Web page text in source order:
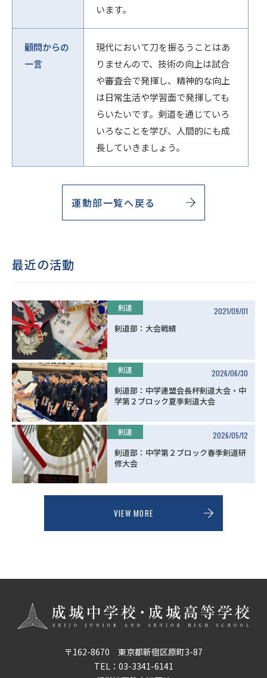
います。
顧問からの
一言
現代において刀を振るうことはあ
りませんので、技術の向上は試合
や審査会で発揮し、精神的な向上
は日常生活や学習面で発揮しても
らいたいです。剣道を通じていろ
いろなことを学び、人間的にも成
長していきましょう。
運動部一覧へ戻る
最近の活動
剣道 2021/09/01
剣道部：大会戦績
剣道 2026/06/30
剣道部：中学連盟会長杯剣道大会・中
学第２ブロック夏季剣道大会
剣道 2026/05/12
剣道部：中学第２ブロック春季剣道研
修大会
VIEW MORE
〒162-8670 東京都新宿区原町3-87
TEL： 03-3341-6141